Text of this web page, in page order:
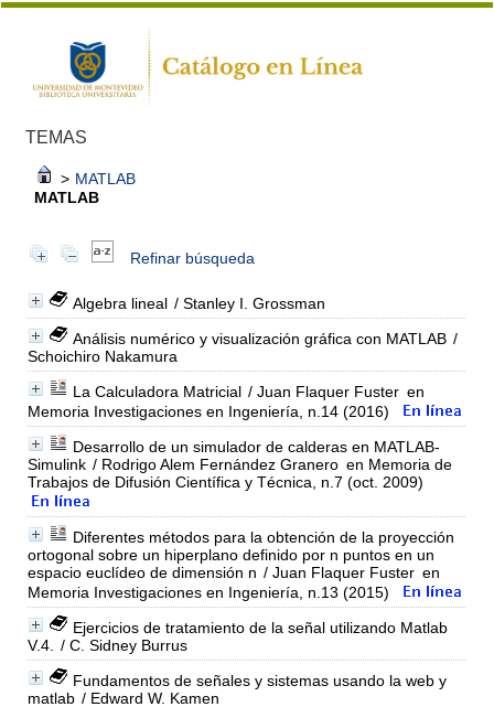
TEMAS
> MATLAB
MATLAB
Refinar búsqueda
Algebra lineal / Stanley I. Grossman
Análisis numérico y visualización gráfica con MATLAB /
Schoichiro Nakamura
La Calculadora Matricial / Juan Flaquer Fuster en
Memoria Investigaciones en Ingeniería, n.14 (2016)
Desarrollo de un simulador de calderas en MATLAB-
Simulink / Rodrigo Alem Fernández Granero en Memoria de
Trabajos de Difusión Científica y Técnica, n.7 (oct. 2009)
Diferentes métodos para la obtención de la proyección
ortogonal sobre un hiperplano definido por n puntos en un
espacio euclídeo de dimensión n / Juan Flaquer Fuster en
Memoria Investigaciones en Ingeniería, n.13 (2015)
Ejercicios de tratamiento de la señal utilizando Matlab
V.4.
/ C. Sidney Burrus
Fundamentos de señales y sistemas usando la web y
matlab / Edward W. Kamen